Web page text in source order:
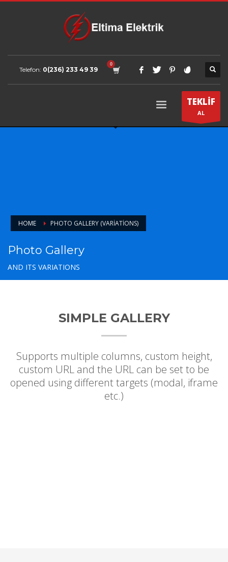
Telefon: 0(236) 233 49 39
TEKLİF
AL
HOME PHOTO GALLERY (VARIATIONS)
Photo Gallery
AND ITS VARIATIONS
SIMPLE GALLERY
Supports multiple columns, custom height,
custom URL and the URL can be set to be
opened using different targets (modal, iframe
etc.)